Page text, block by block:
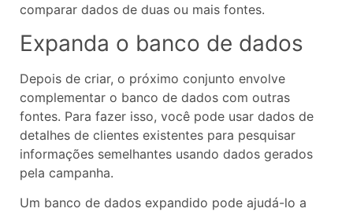
comparar dados de duas ou mais fontes.
Expanda o banco de dados
Depois de criar, o próximo conjunto envolve
complementar o banco de dados com outras
fontes. Para fazer isso, você pode usar dados de
detalhes de clientes existentes para pesquisar
informações semelhantes usando dados gerados
pela campanha.
Um banco de dados expandido pode ajudá-lo a